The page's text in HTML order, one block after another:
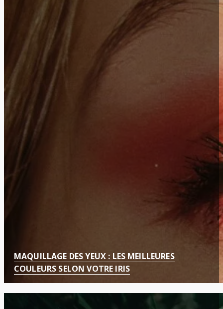
MAQUILLAGE DES YEUX : LES MEILLEURES
COULEURS SELON VOTRE IRIS